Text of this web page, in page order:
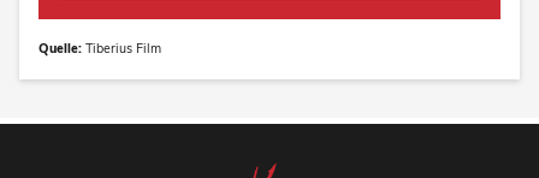
Quelle: Tiberius Film